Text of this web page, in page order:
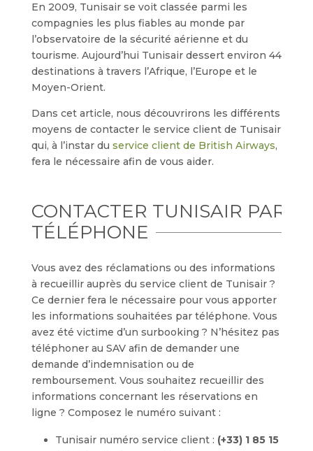
En 2009, Tunisair se voit classée parmi les
compagnies les plus fiables au monde par
l’observatoire de la sécurité aérienne et du
tourisme. Aujourd’hui Tunisair dessert environ 44
destinations à travers l’Afrique, l’Europe et le
Moyen-Orient.
Dans cet article, nous découvrirons les différents
moyens de contacter le service client de Tunisair
qui, à l’instar du service client de British Airways,
fera le nécessaire afin de vous aider.
CONTACTER TUNISAIR PAR
TÉLÉPHONE
Vous avez des réclamations ou des informations
à recueillir auprès du service client de Tunisair ?
Ce dernier fera le nécessaire pour vous apporter
les informations souhaitées par téléphone. Vous
avez été victime d’un surbooking ? N’hésitez pas
téléphoner au SAV afin de demander une
demande d’indemnisation ou de
remboursement. Vous souhaitez recueillir des
informations concernant les réservations en
ligne ? Composez le numéro suivant :
Tunisair numéro service client : (+33) 1 85 15